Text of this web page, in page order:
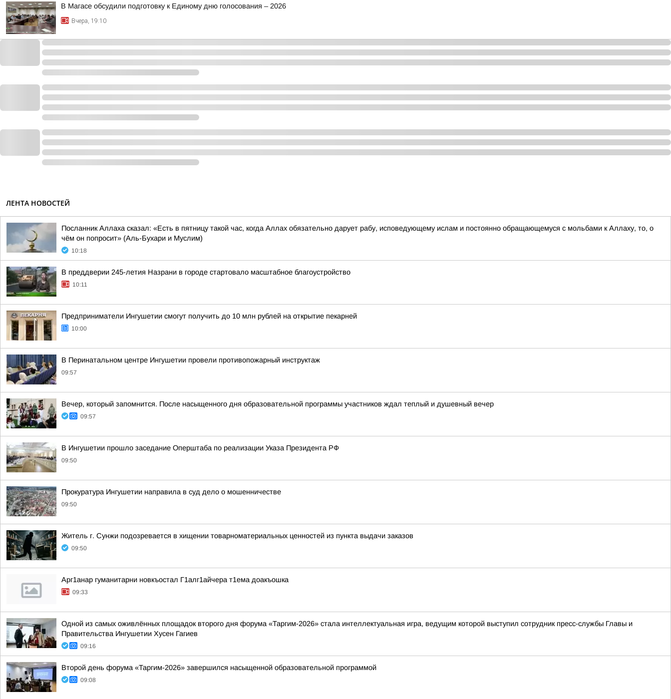
В Магасе обсудили подготовку к Единому дню голосования – 2026
Вчера, 19:10
ЛЕНТА НОВОСТЕЙ
Посланник Аллаха сказал: «Есть в пятницу такой час, когда Аллах обязательно дарует рабу, исповедующему ислам и постоянно обращающемуся с мольбами к Аллаху, то, о
чём он попросит» (Аль-Бухари и Муслим)
10:18
В преддверии 245-летия Назрани в городе стартовало масштабное благоустройство
10:11
Предприниматели Ингушетии смогут получить до 10 млн рублей на открытие пекарней
10:00
В Перинатальном центре Ингушетии провели противопожарный инструктаж
09:57
Вечер, который запомнится. После насыщенного дня образовательной программы участников ждал теплый и душевный вечер
09:57
В Ингушетии прошло заседание Оперштаба по реализации Указа Президента РФ
09:50
Прокуратура Ингушетии направила в суд дело о мошенничестве
09:50
Житель г. Сунжи подозревается в хищении товарноматериальных ценностей из пункта выдачи заказов
09:50
Арг1анар гуманитарни новкъостал Г1алг1айчера т1ема доакъошка
09:33
Одной из самых оживлённых площадок второго дня форума «Таргим-2026» стала интеллектуальная игра, ведущим которой выступил сотрудник пресс-службы Главы и
Правительства Ингушетии Хусен Гагиев
09:16
Второй день форума «Таргим-2026» завершился насыщенной образовательной программой
09:08